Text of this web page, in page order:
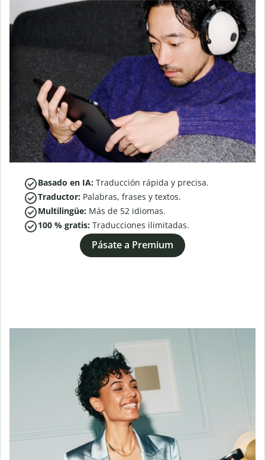
Basado en IA: Traducción rápida y precisa.
Traductor: Palabras, frases y textos.
Multilingüe: Más de 52 idiomas.
100 % gratis: Traducciones ilimitadas.
Pásate a Premium